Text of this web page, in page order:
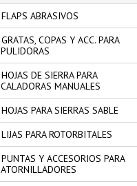
FLAPS ABRASIVOS
GRATAS, COPAS Y ACC. PARA
PULIDORAS
HOJAS DE SIERRA PARA
CALADORAS MANUALES
HOJAS PARA SIERRAS SABLE
LIJAS PARA ROTORBITALES
PUNTAS Y ACCESORIOS PARA
ATORNILLADORES